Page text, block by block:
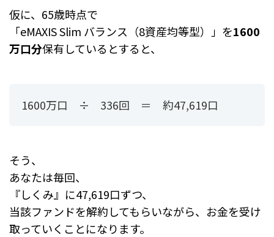
仮に、65歳時点で
「eMAXIS Slim バランス（8資産均等型）」を1600
万口分保有しているとすると、
1600万口 ÷ 336回 ＝ 約47,619口
そう、
あなたは毎回、
『しくみ』に47,619口ずつ、
当該ファンドを解約してもらいながら、お金を受け
取っていくことになります。